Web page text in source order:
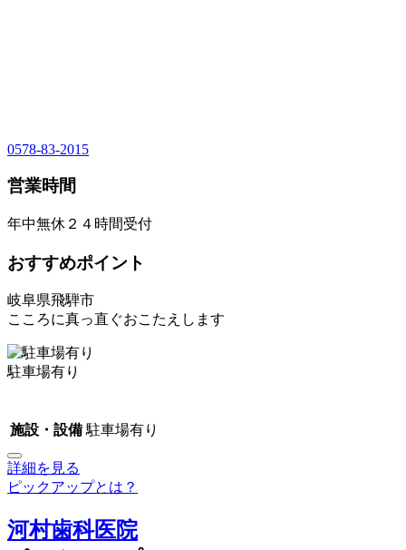
0578-83-2015
営業時間
年中無休２４時間受付
おすすめポイント
岐阜県飛騨市
こころに真っ直ぐおこたえします
駐車場有り
施設・設備 駐車場有り
詳細を見る
ピックアップとは？
河村歯科医院